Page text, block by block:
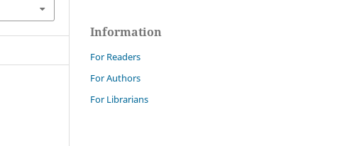
Information
For Readers
For Authors
For Librarians